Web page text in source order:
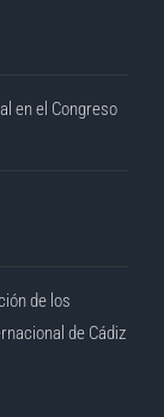
en el Congreso
de los
de Cádiz